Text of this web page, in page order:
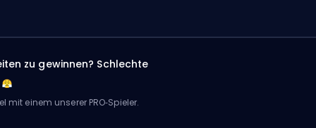
zu gewinnen? Schlechte
mit einem unserer PRO‑Spieler.